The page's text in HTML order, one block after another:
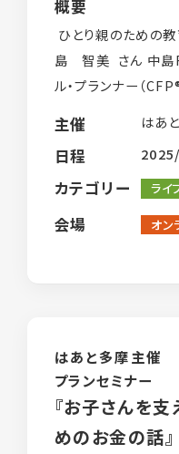
概要
ひとり親のための教
島 智美 さん 中島
ル・プランナー（
主催 はあ
日程
カテゴリー ライ
会場 オン
はあと多摩主
プランセミナー
『お子さんを
めのお金の